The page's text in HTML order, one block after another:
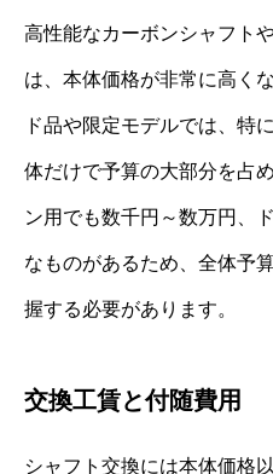
高性能なカーボンシャフト
は、本体価格が非常に高く
ド品や限定モデルでは、特
体だけで予算の大部分を占
ン用でも数千円～数万円、
なものがあるため、全体予
握する必要があります。
交換工賃と付随費用
シャフト交換には本体価格